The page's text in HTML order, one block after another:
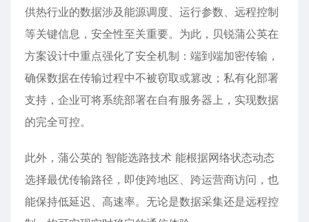
供热行业的数据涉及能源调度、运行参数、远程控制
等关键信息，安全性至关重要。为此，贝锐蒲公英在
方案设计中重点强化了安全机制：端到端加密传输，
确保数据在传输过程中不被窃取或篡改；私有化部署
支持，企业可将系统部署在自有服务器上，实现数据
的完全可控。
此外，蒲公英的 智能选路技术 能根据网络状态动态
选择最优传输路径，即使跨地区、跨运营商访问，也
能保持低延迟、高速率。无论是数据采集还是远程控